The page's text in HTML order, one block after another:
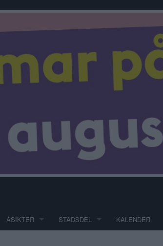
ÅSIKTER STADSDEL KALENDER